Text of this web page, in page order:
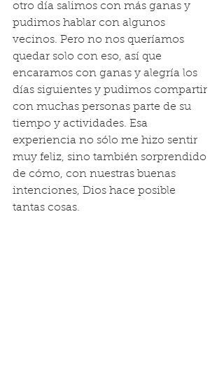
otro día salimos con más ganas y
pudimos hablar con algunos
vecinos. Pero no nos queríamos
quedar solo con eso, así que
encaramos con ganas y alegría los
días siguientes y pudimos compartir
con muchas personas parte de su
tiempo y actividades. Esa
experiencia no sólo me hizo sentir
muy feliz, sino también sorprendido
de cómo, con nuestras buenas
intenciones, Dios hace posible
tantas cosas.